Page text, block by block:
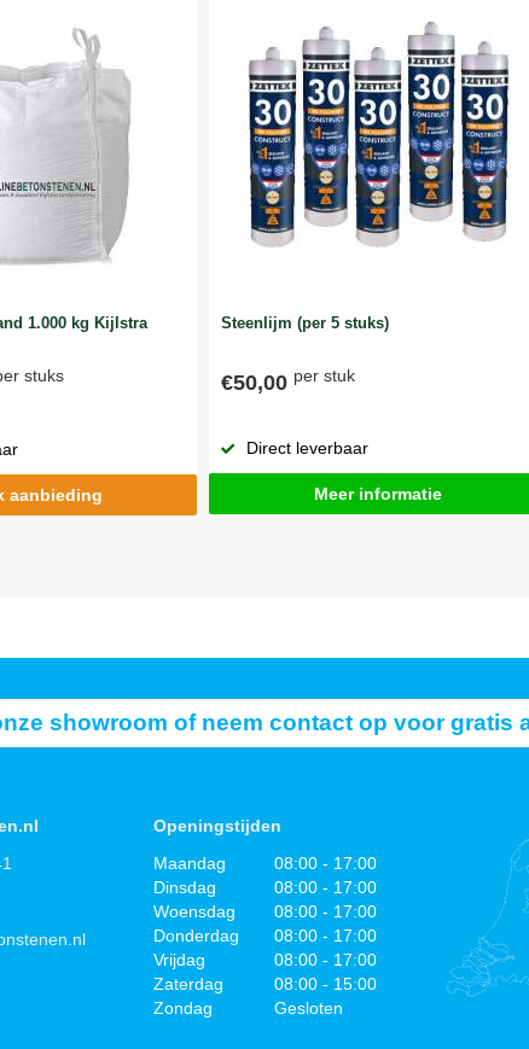
1.000 kg Kijlstra
stuks
aanbieding
Steenlijm (per 5 stuks)
€50,00 per stuk
Direct leverbaar
Meer informatie
showroom of neem contact op voor gratis
Openingstijden
Maandag
08:00 - 17:00
Dinsdag
08:00 - 17:00
Woensdag
08:00 - 17:00
Donderdag
08:00 - 17:00
Vrijdag
08:00 - 17:00
Zaterdag
08:00 - 15:00
Zondag
Gesloten